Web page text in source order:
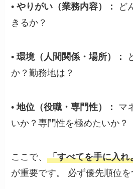
•やりがい（業務内容）：
ど
きるか？
•環境（人間関係・場所）：
か？勤務地は？
•地位（役職・専門性）：
マ
いか？専門性を極めたいか？
ここで、「すべてを手に入れ
が重要です。 必ず優先順位を